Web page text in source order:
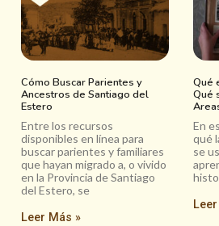
Cómo Buscar Parientes y
Ancestros de Santiago del
Estero
Entre los recursos
disponibles en línea para
buscar parientes y familiares
que hayan migrado a, o vivido
en la Provincia de Santiago
del Estero, se
Leer Más »
Qué
Qué
En
qué
se